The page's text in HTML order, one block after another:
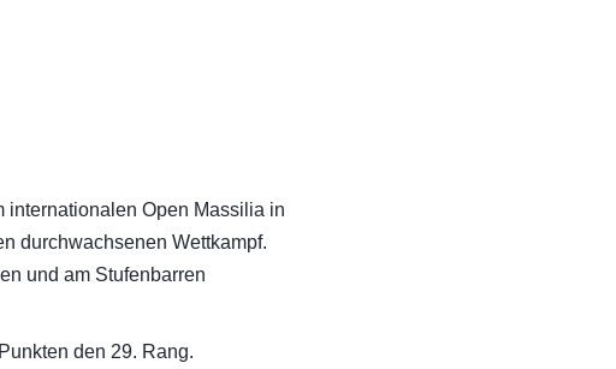
internationalen Open Massilia in
durchwachsenen Wettkampf.
und am Stufenbarren
den 29. Rang.